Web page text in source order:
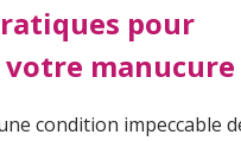
pour
manucure
condition impeccable